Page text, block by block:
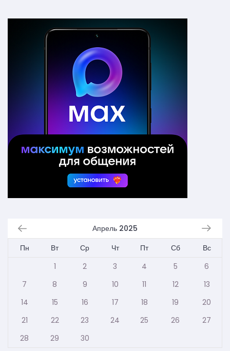
Апрель 2025
Пн
Вт Ср Чт Пт Сб
Вс
1
2 3 4 5
6
7
8 9 10 11 12
13
14
15 16 17 18 19
20
21
22 23 24 25 26
27
28
29 30